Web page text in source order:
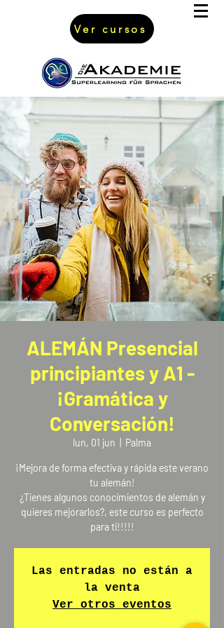
Ver cursos
ALEMÁN Presencial
principiantes y A1 -
¡Gramática y
Conversación!
lun, 01 jun Palma
¡Mejora de forma efectiva y rápida este verano
tu alemán!
¿Tienes algunos conocimientos de alemán y
quieres mejorarlos?, este curso es perfecto
para ti!!!!!
Las entradas no están a
la venta
Ver otros eventos